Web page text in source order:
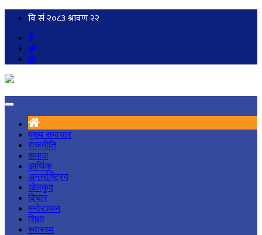
मुख्य समाचार
राजनीति
समाज
आर्थिक
अन्तर्राष्ट्रिय
खेलकुद
विचार
मनोरञ्जन
शिक्षा
स्वास्थ्य